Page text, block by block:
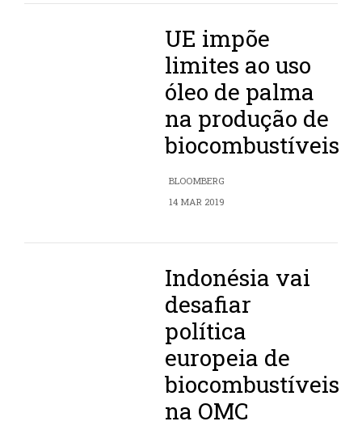
UE impõe
limites ao uso
óleo de palma
na produção de
biocombustíveis
BLOOMBERG
14 MAR 2019
Indonésia vai
desafiar
política
europeia de
biocombustíveis
na OMC